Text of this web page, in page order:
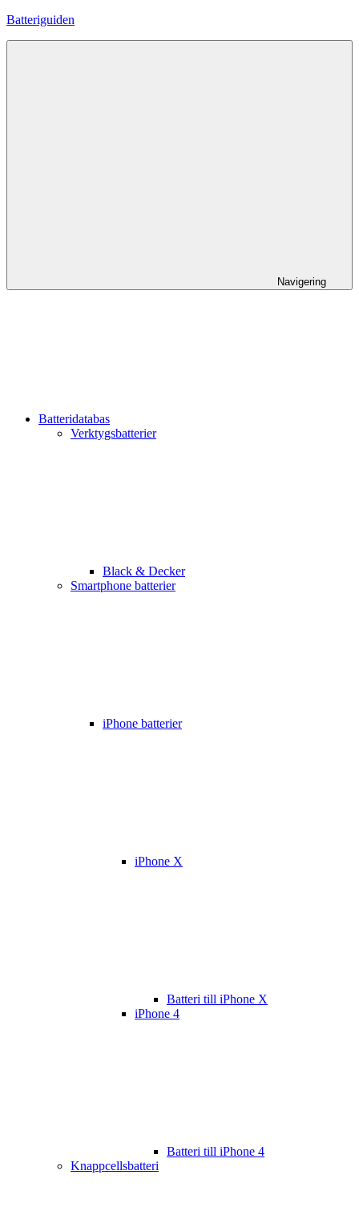
Hoppa
Batteriguiden
Navigering
Batteridatabas
Verktygsbatterier
Black & Decker
Smartphone batterier
iPhone batterier
iPhone X
Batteri till iPhone X
iPhone 4
Batteri till iPhone 4
Knappcellsbatteri